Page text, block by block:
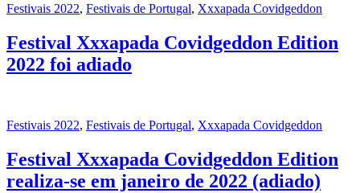
Festivais 2022, Festivais de Portugal, Xxxapada Covidgeddon
Festival Xxxapada Covidgeddon Edition
2022 foi adiado
Festivais 2022, Festivais de Portugal, Xxxapada Covidgeddon
Festival Xxxapada Covidgeddon Edition
realiza-se em janeiro de 2022 (adiado)